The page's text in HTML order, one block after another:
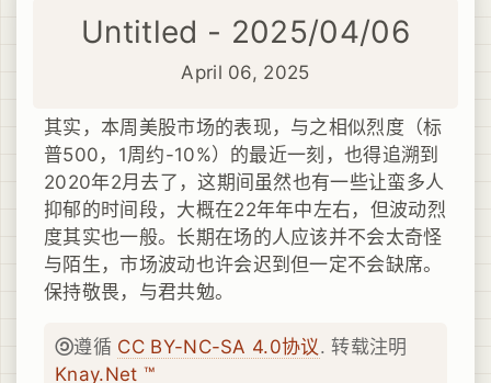
Untitled - 2025/04/06
April 06, 2025
其实，本周美股市场的表现，与之相似烈度（标
普500，1周约-10%）的最近一刻，也得追溯到
2020年2月去了，这期间虽然也有一些让蛮多人
抑郁的时间段，大概在22年年中左右，但波动烈
度其实也一般。长期在场的人应该并不会太奇怪
与陌生，市场波动也许会迟到但一定不会缺席。
保持敬畏，与君共勉。
遵循 CC BY-NC-SA 4.0协议. 转载注明
Knay.Net ™